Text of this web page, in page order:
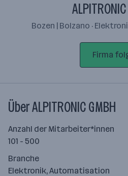
Bozen | Bolzano ·
Firma
Über ALPITRONIC GMBH
Anzahl der Mitarbeiter*innen
101 - 500
Branche
Elektronik, Automatisation